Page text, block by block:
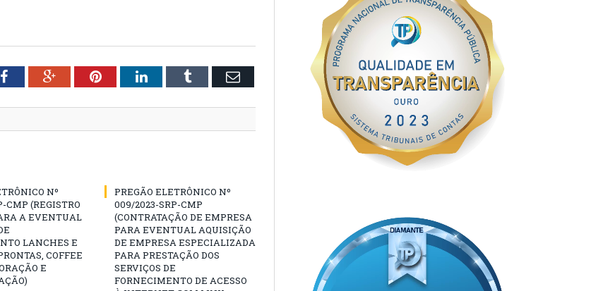
FacebookGoogle+PinterestLinkedInTumblr Email
Nº
CMP (REGISTRO
A EVENTUAL
LANCHES E
COFFEE
E
PREGÃO ELETRÔNICO Nº
009/2023-SRP-CMP
(CONTRATAÇÃO DE EMPRESA
PARA EVENTUAL AQUISIÇÃO
DE EMPRESA ESPECIALIZADA
PARA PRESTAÇÃO DOS
SERVIÇOS DE
FORNECIMENTO DE ACESSO